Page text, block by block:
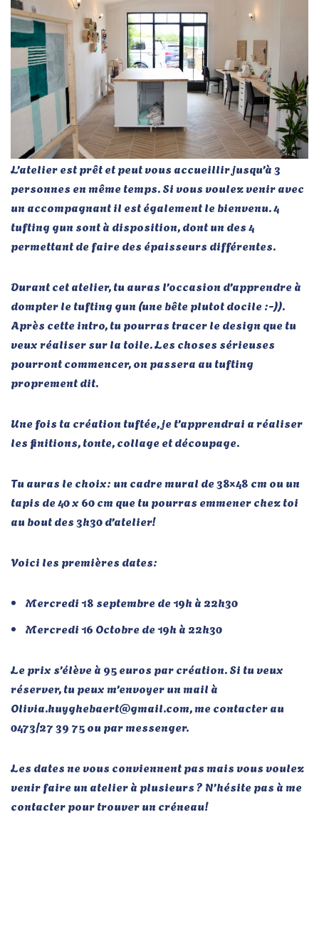
L’atelier est prêt et peut vous accueillir jusqu’à 3
personnes en même temps. Si vous voulez venir avec
un accompagnant il est également le bienvenu. 4
tufting gun sont à disposition, dont un des 4
permettant de faire des épaisseurs différentes.
Durant cet atelier, tu auras l’occasion d’apprendre à
dompter le tufting gun (une bête plutot docile :-)).
Après cette intro, tu pourras tracer le design que tu
veux réaliser sur la toile. Les choses sérieuses
pourront commencer, on passera au tufting
proprement dit.
Une fois ta création tuftée, je t’apprendrai a réaliser
les finitions, tonte, collage et découpage.
Tu auras le choix: un cadre mural de 38×48 cm ou un
tapis de 40 x 60 cm que tu pourras emmener chez toi
au bout des 3h30 d’atelier!
Voici les premières dates:
Mercredi 18 septembre de 19h à 22h30
Mercredi 16 Octobre de 19h à 22h30
Le prix s’élève à 95 euros par création. Si tu veux
réserver, tu peux m’envoyer un mail à
Olivia.huyghebaert@gmail.com, me contacter au
0473/27 39 75 ou par messenger.
Les dates ne vous conviennent pas mais vous voulez
venir faire un atelier à plusieurs ? N’hésite pas à me
contacter pour trouver un créneau!